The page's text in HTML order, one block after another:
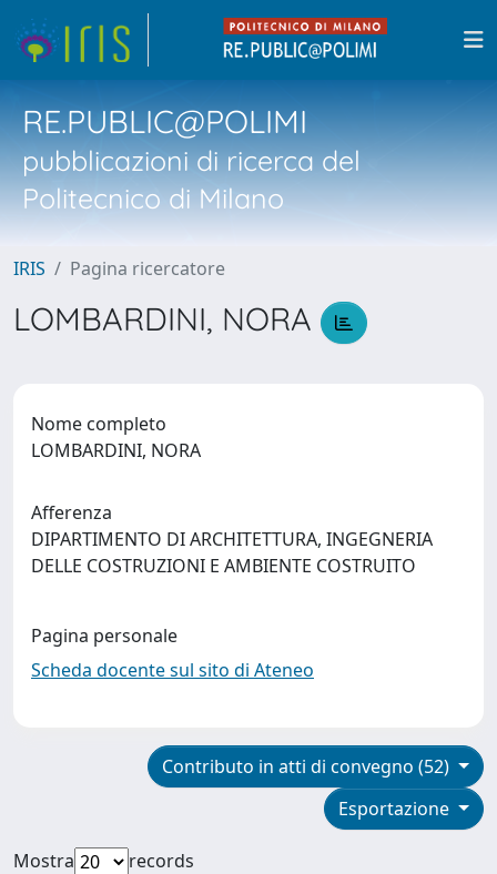
RE.PUBLIC@POLIMI
pubblicazioni di ricerca del
Politecnico di Milano
IRIS Pagina ricercatore
LOMBARDINI, NORA
Nome completo
LOMBARDINI, NORA
Afferenza
DIPARTIMENTO DI ARCHITETTURA, INGEGNERIA
DELLE COSTRUZIONI E AMBIENTE COSTRUITO
Pagina personale
Scheda docente sul sito di Ateneo
Contributo in atti di convegno (52)
Esportazione
Mostra
records